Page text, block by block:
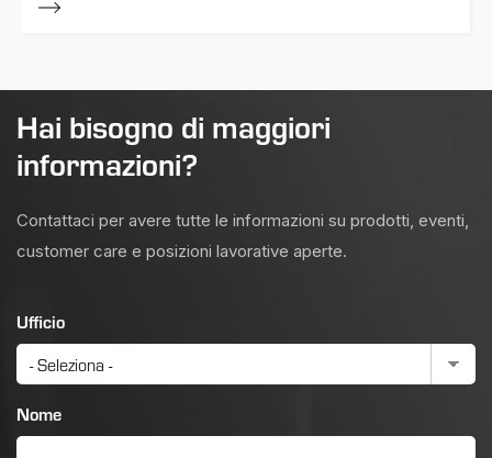
Hai bisogno di maggiori
informazioni?
Contattaci per avere tutte le informazioni su prodotti, eventi,
customer care e posizioni lavorative aperte.
Ufficio
Nome